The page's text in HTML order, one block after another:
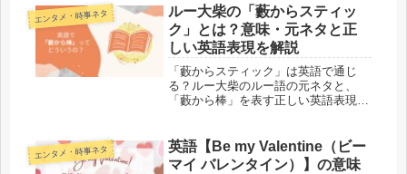
「I'm wearing」と言うと観客や審査員
が「pants!」と叫...
エンタメ・時事ネタ
ルー大柴の「藪からスティッ
ク」とは？意味・元ネタと正
しい英語表現を解説
「藪からスティック」は英語で通じ
る？ルー大柴のルー語の元ネタと、
「藪から棒」を表す正しい英語表現を
エンタメ・時事ネタ
英語【Be my Valentine（ビー
マイ バレンタイン）】の意味